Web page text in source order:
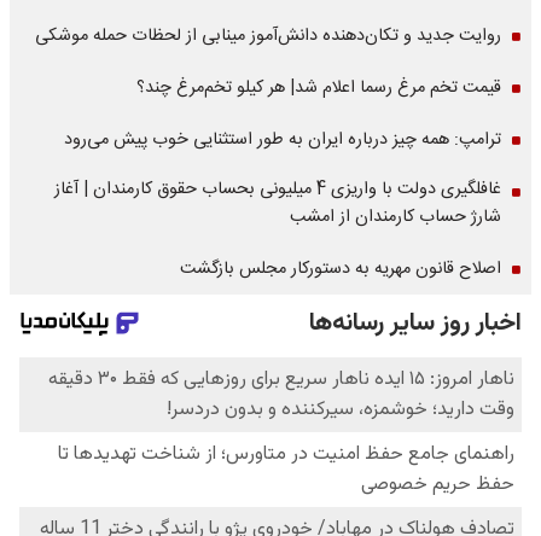
روایت جدید و تکان‌دهنده دانش‌آموز مینابی از لحظات حمله موشکی
قیمت تخم مرغ رسما اعلام شد| هر کیلو تخم‌مرغ چند؟
ترامپ: همه چیز درباره ایران به طور استثنایی خوب پیش می‌رود
غافلگیری دولت با واریزی 4 میلیونی بحساب حقوق کارمندان | آغاز
شارژ حساب کارمندان از امشب
اصلاح قانون مهریه به دستورکار مجلس بازگشت